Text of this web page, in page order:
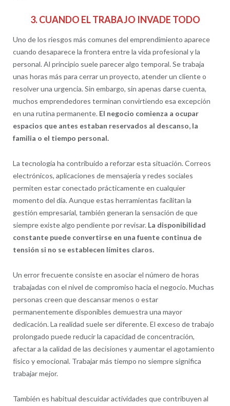
3. CUANDO EL TRABAJO INVADE TODO
Uno de los riesgos más comunes del emprendimiento aparece
cuando desaparece la frontera entre la vida profesional y la
personal. Al principio suele parecer algo temporal. Se trabaja
unas horas más para cerrar un proyecto, atender un cliente o
resolver una urgencia. Sin embargo, sin apenas darse cuenta,
muchos emprendedores terminan convirtiendo esa excepción
en una rutina permanente. El negocio comienza a ocupar
espacios que antes estaban reservados al descanso, la
familia o el tiempo personal.
La tecnología ha contribuido a reforzar esta situación. Correos
electrónicos, aplicaciones de mensajería y redes sociales
permiten estar conectado prácticamente en cualquier
momento del día. Aunque estas herramientas facilitan la
gestión empresarial, también generan la sensación de que
siempre existe algo pendiente por revisar. La disponibilidad
constante puede convertirse en una fuente continua de
tensión si no se establecen límites claros.
Un error frecuente consiste en asociar el número de horas
trabajadas con el nivel de compromiso hacia el negocio. Muchas
personas creen que descansar menos o estar
permanentemente disponibles demuestra una mayor
dedicación. La realidad suele ser diferente. El exceso de trabajo
prolongado puede reducir la capacidad de concentración,
afectar a la calidad de las decisiones y aumentar el agotamiento
físico y emocional. Trabajar más tiempo no siempre significa
trabajar mejor.
También es habitual descuidar actividades que contribuyen al